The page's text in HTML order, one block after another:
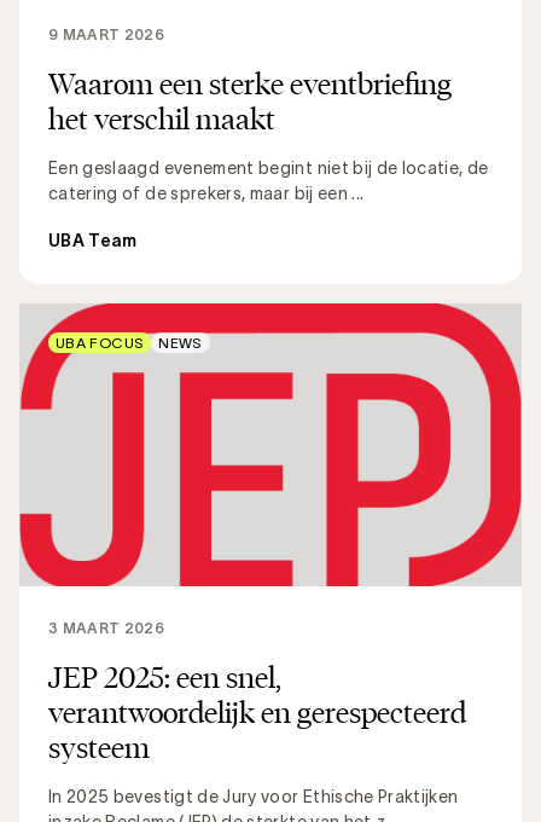
Waarom een sterke eventbriefing
het verschil maakt
Een geslaagd evenement begint niet bij de locatie, de
catering of de sprekers, maar bij een ...
9 MAART 2026
UBA Team
JEP 2025: een snel,
verantwoordelijk en gerespecteerd
systeem
In 2025 bevestigt de Jury voor Ethische Praktijken
3 MAART 2026
UBA FOCUS NEWS